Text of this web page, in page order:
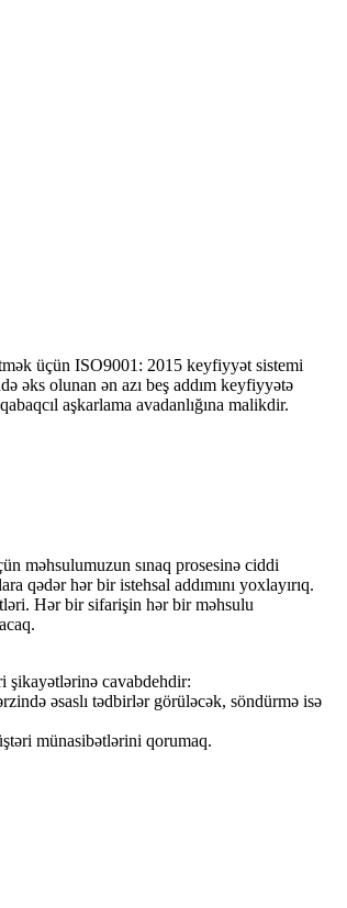
üçün ISO9001: 2015 keyfiyyət sistemi
əks olunan ən azı beş addım keyfiyyətə
aşkarlama avadanlığına malikdir.
məhsulumuzun sınaq prosesinə ciddi
qədər hər bir istehsal addımını yoxlayırıq.
Hər bir sifarişin hər bir məhsulu
şikayətlərinə cavabdehdir:
əsaslı tədbirlər görüləcək, söndürmə isə
münasibətlərini qorumaq.